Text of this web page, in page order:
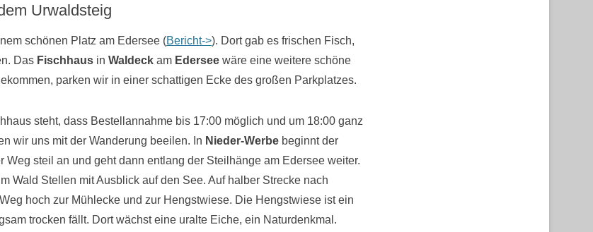
Urwaldsteig
schönen Platz am Edersee (Bericht->). Dort gab es frischen Fisch,
Das Fischhaus in Waldeck am Edersee wäre eine weitere schöne
parken wir in einer schattigen Ecke des großen Parkplatzes.
steht, dass Bestellannahme bis 17:00 möglich und um 18:00 ganz
wir uns mit der Wanderung beeilen. In Nieder-Werbe beginnt der
Weg steil an und geht dann entlang der Steilhänge am Edersee weiter.
Wald Stellen mit Ausblick auf den See. Auf halber Strecke nach
hoch zur Mühlecke und zur Hengstwiese. Die Hengstwiese ist ein
trocken fällt. Dort wächst eine uralte Eiche, ein Naturdenkmal.